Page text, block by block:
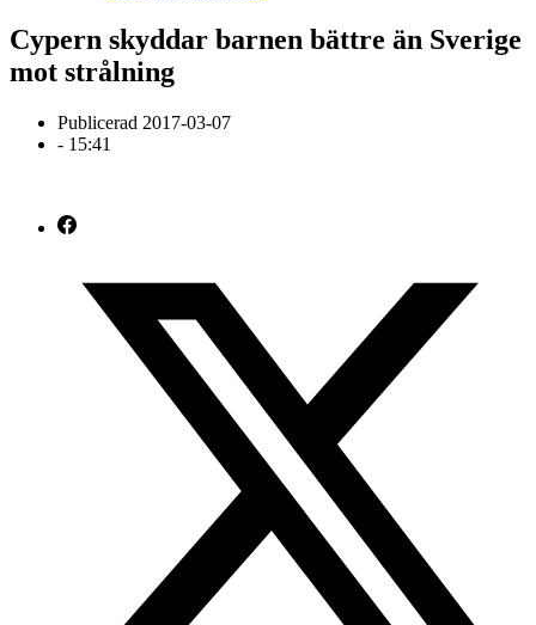
Cypern skyddar barnen bättre än Sverige
mot strålning
Publicerad 2017-03-07
- 15:41